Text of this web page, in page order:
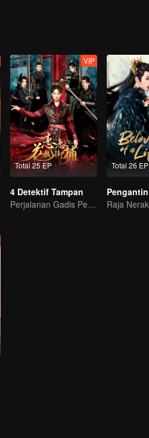
Total 25 EP
VIP
4 Detektif Tampan
Perjalanan Gadis Penjelajah Waktu Memikat 4 Detektif Tampan
Total 26 EP